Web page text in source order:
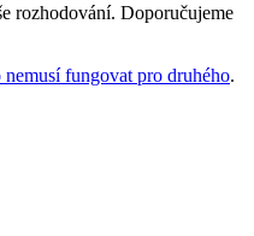
rozhodování. Doporučujeme
fungovat pro druhého.